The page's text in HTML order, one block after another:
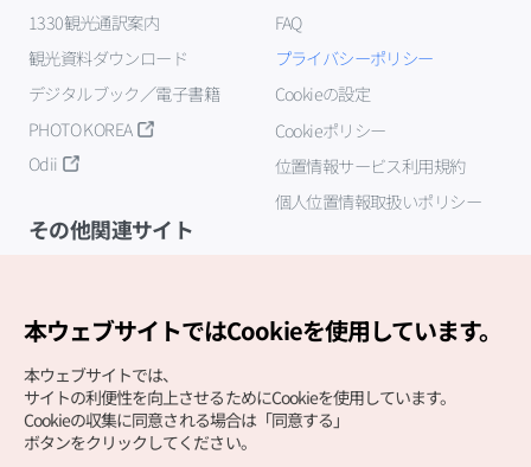
1330観光通訳案内
観光資料ダウンロード
デジタルブック／電子書籍
PHOTO KOREA
Odii
FAQ
プライバシーポリシー
Cookieの設定
Cookieポリシー
位置情報サービス利用規約
個人位置情報取扱いポリシー
その他関連サイト
本ウェブサイトではCookieを使用しています。
本ウェブサイトでは、
サイトの利便性を向上させるためにCookieを使用しています。
Cookieの収集に同意される場合は「同意する」
ボタンをクリックしてください。